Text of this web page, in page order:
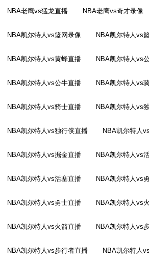
NBA老鹰vs猛龙直播 NBA老鹰vs奇才录像
NBA凯尔特人vs篮网录像 NBA凯尔特人vs
NBA凯尔特人vs黄蜂直播 NBA凯尔特人vs
NBA凯尔特人vs公牛直播 NBA凯尔特人vs
NBA凯尔特人vs骑士直播 NBA凯尔特人vs
NBA凯尔特人vs独行侠直播 NBA凯尔特人
NBA凯尔特人vs掘金直播 NBA凯尔特人vs
NBA凯尔特人vs活塞直播 NBA凯尔特人vs
NBA凯尔特人vs勇士直播 NBA凯尔特人vs
NBA凯尔特人vs火箭直播 NBA凯尔特人vs
NBA凯尔特人vs步行者直播 NBA凯尔特人